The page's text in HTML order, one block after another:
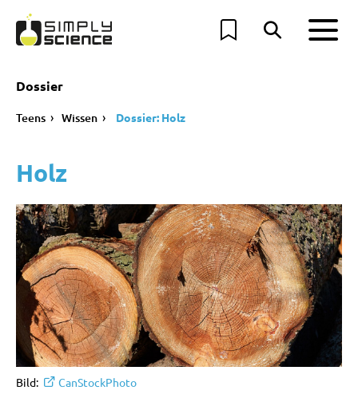
Dossier
Teens Wissen Dossier: Holz
Holz
Bild: CanStockPhoto